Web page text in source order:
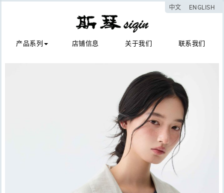
中文 ENGLISH
产品系列 店铺信息 关于我们 联系我们